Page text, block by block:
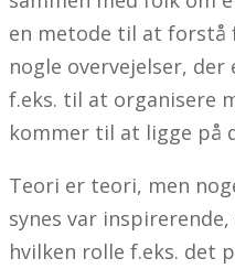
en metode til at forstå
nogle overvejelser,
f.eks. til at organisere
kommer til at ligge på
Teori er teori, men
synes var
hvilken rolle f.eks. det